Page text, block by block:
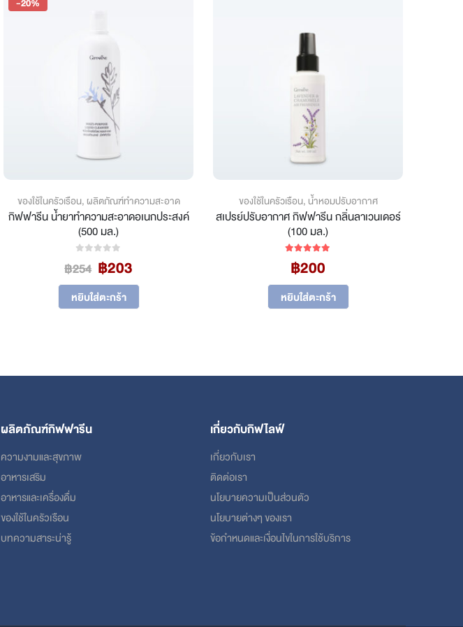
ของใช้ในครัวเรือน, ผลิตภัณฑ์ทำความสะอาด
กิฟฟารีน น้ำยาทำความสะอาดอเนกประสงค์
(500 มล.)
฿254 Original
price
was:
฿254.
฿203Current
price
฿203.
หยิบใส่ตะกร้า
ของใช้ในครัวเรือน, น้ำหอมปรับอากาศ
สเปรย์ปรับอากาศ กิฟฟารีน กลิ่นลาเวนเดอร์
(100 มล.)
฿200
หยิบใส่ตะกร้า
ผลิตภัณฑ์กิฟฟารีน
ความงามและสุขภาพ
อาหารเสริม
อาหารและเครื่องดื่ม
ของใช้ในครัวเรือน
บทความสาระน่ารู้
เกี่ยวกับกิฟไลฟ์
เกี่ยวกับเรา
ติดต่อเรา
นโยบายความเป็นส่วนตัว
นโยบายต่างๆ ของเรา
ข้อกําหนดและเงื่อนไขในการใช้บริการ